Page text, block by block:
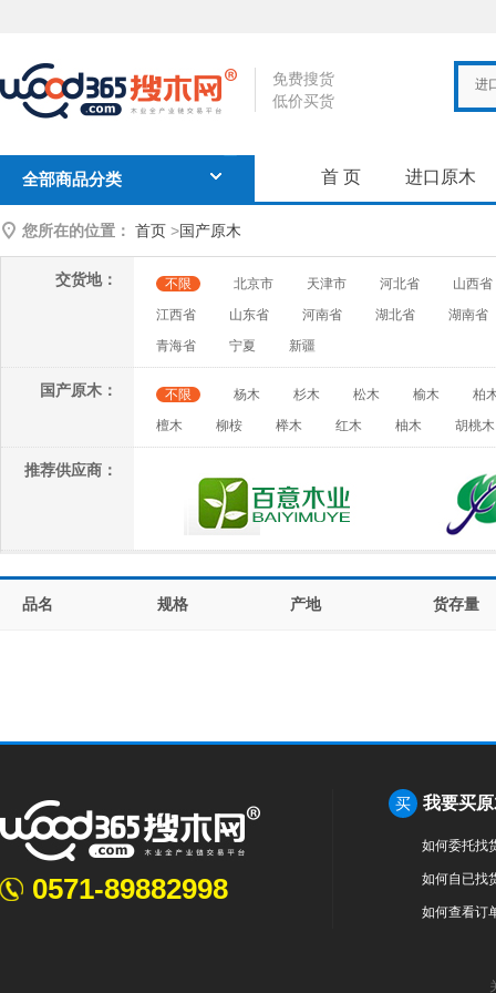
免费搜货
低价买货
进
全部商品分类 首 页 进口原木
您所在的位置： 首页 >国产原木
交货地： 不限 北京市 天津市 河北省
山西省
江西省
山东省 河南省 湖北省
湖南省
青海省
宁夏 新疆
国产原木： 不限 杨木 杉木 松木 榆木
柏
檀木
柳桉 榉木 红木 柚木 胡桃木
推荐供应商：
品名 规格 产地 货存量
0571-89882998
买 我要买
如何委托找
如何自已找
如何查看订